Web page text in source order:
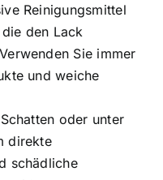
Reinigungsmittel
den Lack
Sie immer
und weiche
oder unter
direkte
schädliche